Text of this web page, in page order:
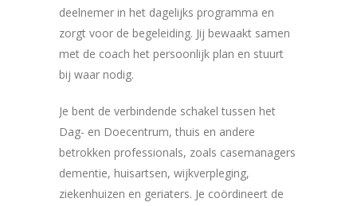
deelnemer in het dagelijks programma en
zorgt voor de begeleiding. Jij bewaakt samen
met de coach het persoonlijk plan en stuurt
bij waar nodig.
Je bent de verbindende schakel tussen het
Dag- en Doecentrum, thuis en andere
betrokken professionals, zoals casemanagers
dementie, huisartsen, wijkverpleging,
ziekenhuizen en geriaters. Je coördineert de